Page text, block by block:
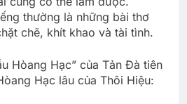
thường là những bài thơ
chẽ, khít khao và tài tình.
Hòang Hạc” của Tản Đà tiên
Hạc lâu của Thôi Hiệu: